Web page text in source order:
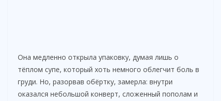
Она медленно открыла упаковку, думая лишь о
тёплом супе, который хоть немного облегчит боль в
груди. Но, разорвав обёртку, замерла: внутри
оказался небольшой конверт, сложенный пополам и